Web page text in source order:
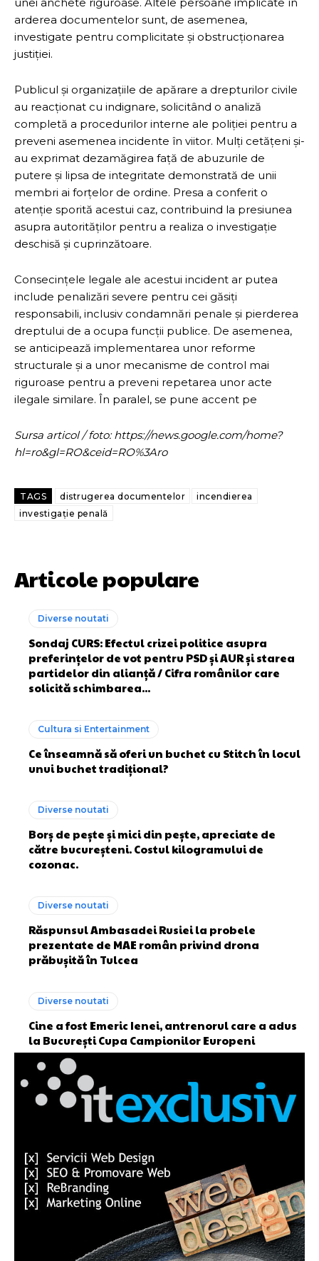
arderea documentelor sunt, de asemenea,
investigate pentru complicitate și obstrucționarea
justiției.
Publicul și organizațiile de apărare a drepturilor civile
au reacționat cu indignare, solicitând o analiză
completă a procedurilor interne ale poliției pentru a
preveni asemenea incidente în viitor. Mulți cetățeni și-
au exprimat dezamăgirea față de abuzurile de
putere și lipsa de integritate demonstrată de unii
membri ai forțelor de ordine. Presa a conferit o
atenție sporită acestui caz, contribuind la presiunea
asupra autorităților pentru a realiza o investigație
deschisă și cuprinzătoare.
Consecințele legale ale acestui incident ar putea
include penalizări severe pentru cei găsiți
responsabili, inclusiv condamnări penale și pierderea
dreptului de a ocupa funcții publice. De asemenea,
se anticipează implementarea unor reforme
structurale și a unor mecanisme de control mai
riguroase pentru a preveni repetarea unor acte
ilegale similare. În paralel, se pune accent pe
Sursa articol / foto: https://news.google.com/home?
hl=ro&gl=RO&ceid=RO%3Aro
TAGS distrugerea documentelor
incendierea
investigație penală
Articole populare
Diverse noutati
Sondaj CURS: Efectul crizei politice asupra
preferințelor de vot pentru PSD și AUR și starea
partidelor din alianță / Cifra românilor care
solicită schimbarea...
Cultura si Entertainment
Ce înseamnă să oferi un buchet cu Stitch în locul
unui buchet tradițional?
Diverse noutati
Borș de pește și mici din pește, apreciate de
către bucureșteni. Costul kilogramului de
cozonac.
Diverse noutati
Răspunsul Ambasadei Rusiei la probele
prezentate de MAE român privind drona
prăbușită în Tulcea
Diverse noutati
Cine a fost Emeric Ienei, antrenorul care a adus
la București Cupa Campionilor Europeni